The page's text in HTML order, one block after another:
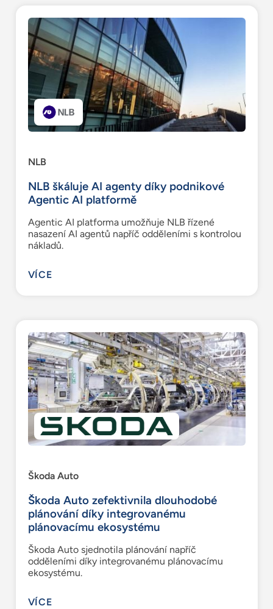
NLB
NLB škáluje AI agenty díky podnikové
Agentic AI platformě
Agentic AI platforma umožňuje NLB řízené
nasazení AI agentů napříč odděleními s kontrolou
nákladů.
VÍCE
Škoda Auto
Škoda Auto zefektivnila dlouhodobé
plánování díky integrovanému
plánovacímu ekosystému
Škoda Auto sjednotila plánování napříč
odděleními díky integrovanému plánovacímu
ekosystému.
VÍCE